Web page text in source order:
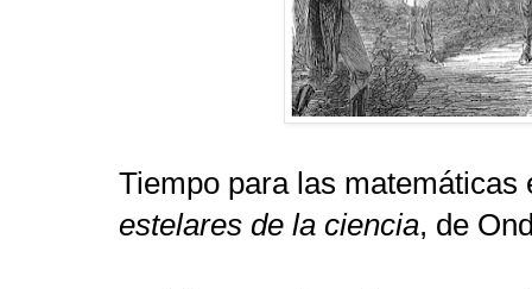
Tiempo para las
estelares de la ciencia, de